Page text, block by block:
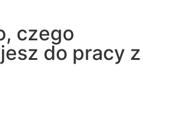
czego
do pracy z